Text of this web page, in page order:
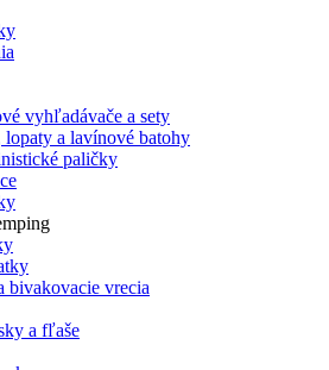
vyhľadávače a sety
lopaty a lavínové batohy
paličky
bivakovacie vrecia
a fľaše